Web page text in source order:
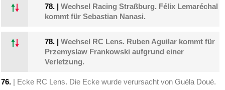
78. |Wechsel Racing Straßburg. Félix Lemaréchal
kommt für Sebastian Nanasi.
78. |Wechsel RC Lens. Ruben Aguilar kommt für
Przemyslaw Frankowski aufgrund einer
Verletzung.
76. | Ecke RC Lens. Die Ecke wurde verursacht von Guéla Doué.